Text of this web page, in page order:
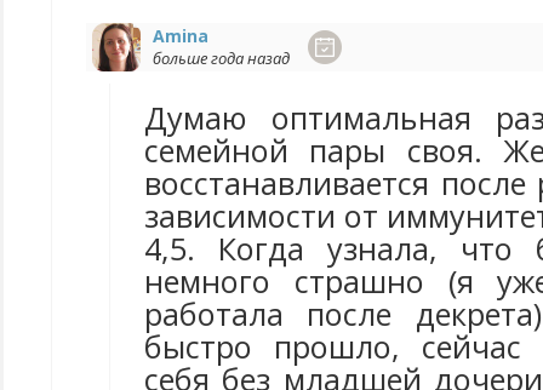
Amina
больше года назад
Думаю оптимальная
семейной пары своя.
восстанавливается
зависимости от
4,5. Когда узнала, что
немного страшно (я
работала после
быстро прошло, сейчас
себя без младшей